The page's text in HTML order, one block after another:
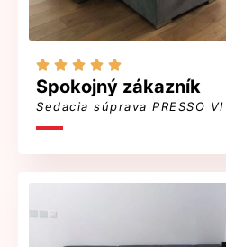
    
Spokojný zákazník
Sedacia súprava PRESSO VI